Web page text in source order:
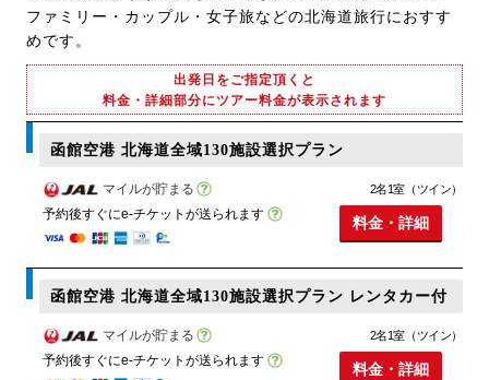
ファミリー・カップル・女子旅などの北海道旅行におすす
めです。
出発日をご指定頂くと
料金・詳細部分にツアー料金が表示されます
函館空港 北海道全域130施設選択プラン
マイルが貯まる
予約後すぐにe-チケットが送られます
2名1室（ツイン）
料金・詳細
函館空港 北海道全域130施設選択プラン レンタカー付
マイルが貯まる
予約後すぐにe-チケットが送られます
2名1室（ツイン）
料金・詳細